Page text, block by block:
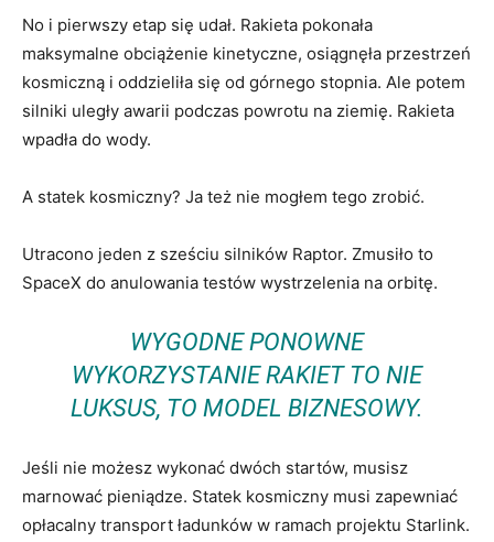
No i pierwszy etap się udał. Rakieta pokonała
maksymalne obciążenie kinetyczne, osiągnęła przestrzeń
kosmiczną i oddzieliła się od górnego stopnia. Ale potem
silniki uległy awarii podczas powrotu na ziemię. Rakieta
wpadła do wody.
A statek kosmiczny? Ja też nie mogłem tego zrobić.
Utracono jeden z sześciu silników Raptor. Zmusiło to
SpaceX do anulowania testów wystrzelenia na orbitę.
WYGODNE PONOWNE
WYKORZYSTANIE RAKIET TO NIE
LUKSUS, TO MODEL BIZNESOWY.
Jeśli nie możesz wykonać dwóch startów, musisz
marnować pieniądze. Statek kosmiczny musi zapewniać
opłacalny transport ładunków w ramach projektu Starlink.